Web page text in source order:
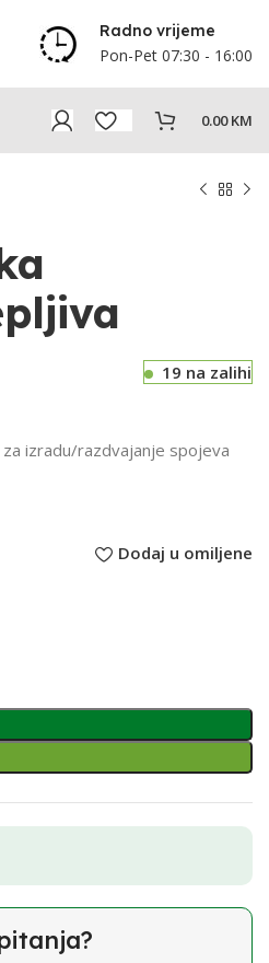
Radno vrijeme
Pon-Pet 07:30 - 16:00
0.00KM
19 na zalihi
izradu/razdvajanje spojeva
Dodaj u omiljene